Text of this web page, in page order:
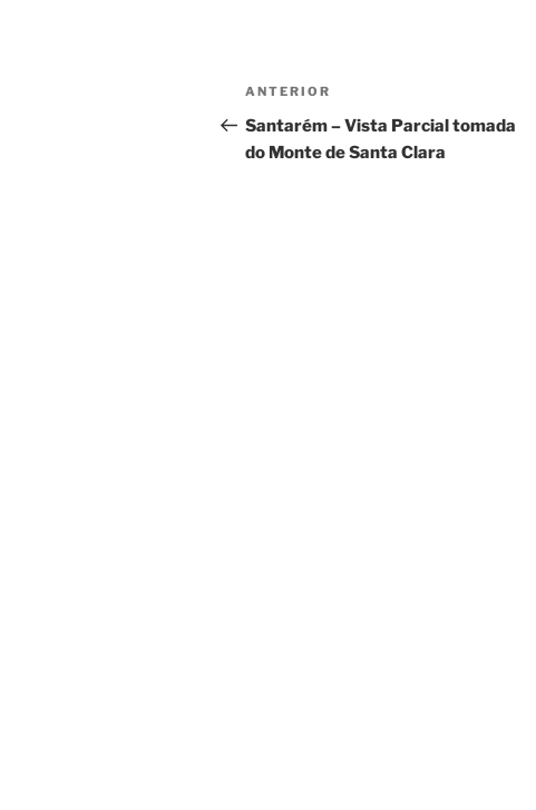
Navegação
de
artigos
Conteúdo
anterior
ANTERIOR
Santarém – Vista Parcial tomada
do Monte de Santa Clara